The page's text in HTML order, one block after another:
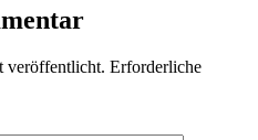
veröffentlicht. Erforderliche